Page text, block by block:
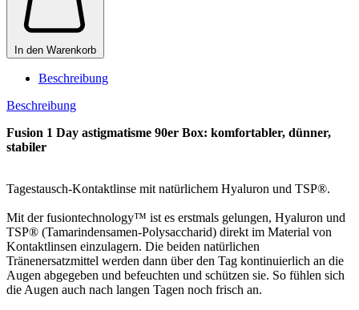
In den Warenkorb
Beschreibung
Beschreibung
Fusion 1 Day astigmatisme 90er Box: komfortabler, dünner,
stabiler
Tagestausch-Kontaktlinse mit natürlichem Hyaluron und TSP®.
Mit der fusiontechnology™ ist es erstmals gelungen, Hyaluron und
TSP® (Tamarindensamen-Polysaccharid) direkt im Material von
Kontaktlinsen einzulagern. Die beiden natürlichen
Tränenersatzmittel werden dann über den Tag kontinuierlich an die
Augen abgegeben und befeuchten und schützen sie. So fühlen sich
die Augen auch nach langen Tagen noch frisch an.